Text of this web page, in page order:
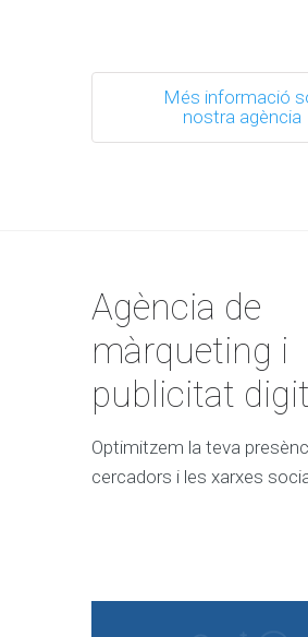
Més informació
nostra agència
Agència de
màrqueting i
publicitat
Optimitzem la teva
cercadors i les xarxes